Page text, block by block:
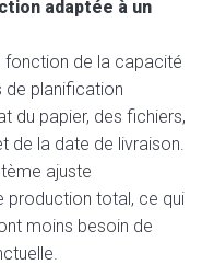
adaptée à un
fonction de la capacité
de planification
du papier, des fichiers,
de la date de livraison.
ajuste
production total, ce qui
moins besoin de